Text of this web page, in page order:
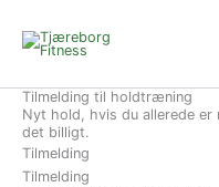
indholdet
Tilmelding til holdtræning
Nyt hold, hvis du allerede
det billigt.
Tilmelding
Tilmelding